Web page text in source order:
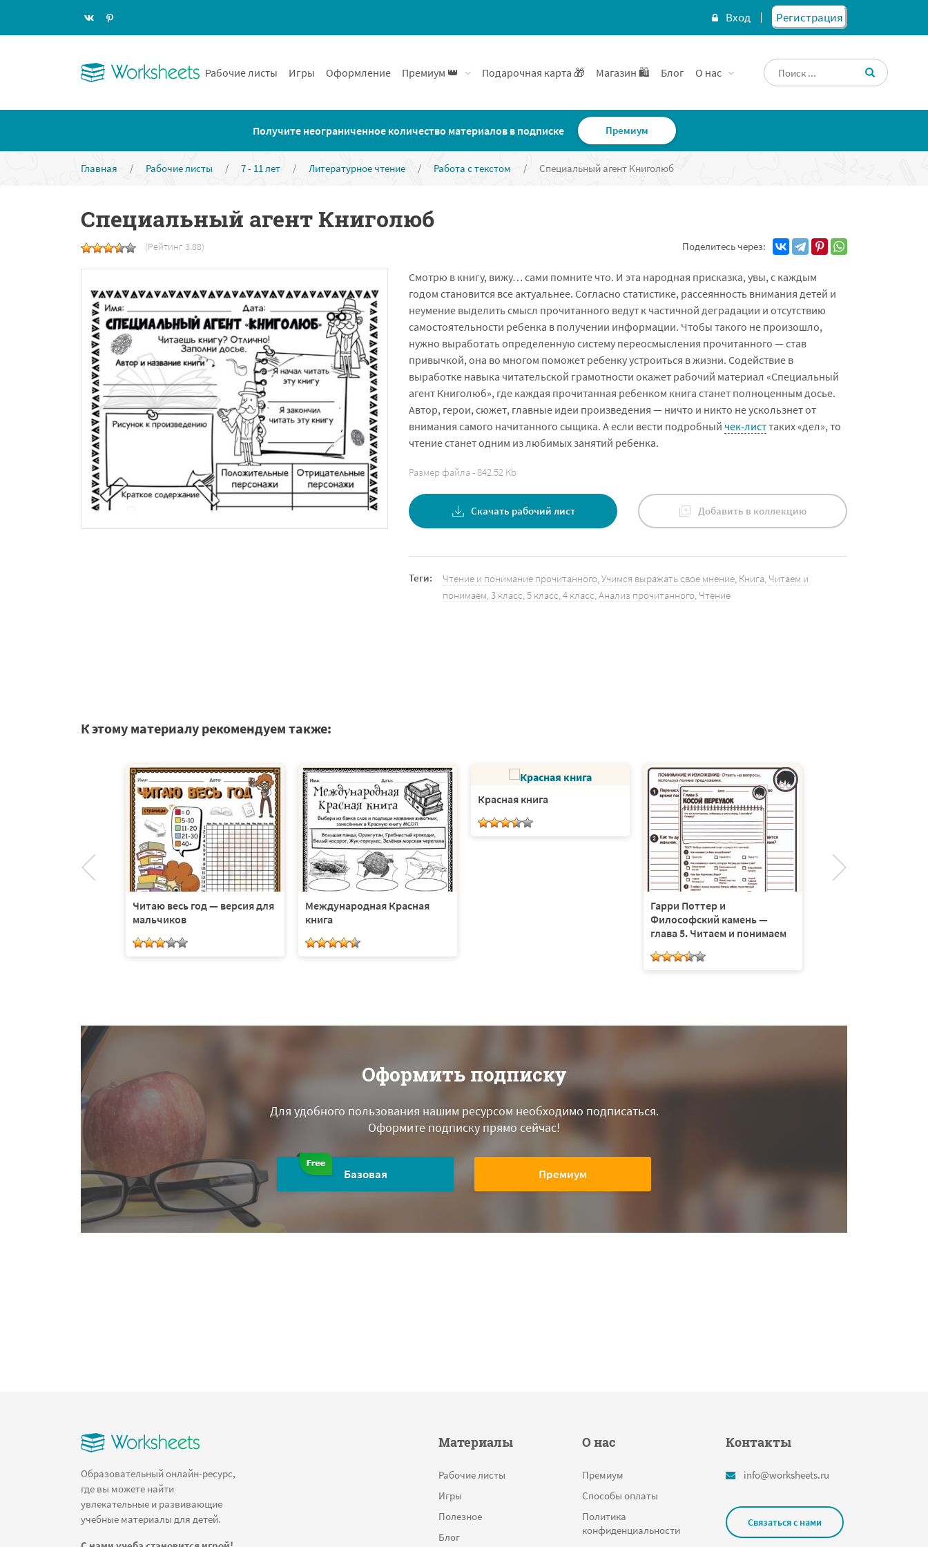
Вход Регистрация
Рабочие листы Игры Оформление Премиум 👑 Подарочная карта 🎁 Магазин 🛍️ Блог О нас
Получите неограниченное количество материалов в подписке Премиум
Главная / Рабочие листы / 7 - 11 лет / Литературное чтение / Работа с текстом / Специальный агент Книголюб
Специальный агент Книголюб
(Рейтинг 3.88) Поделитесь через:
Смотрю в книгу, вижу… сами помните что. И эта народная присказка, увы, с каждым
годом становится все актуальнее. Согласно статистике, рассеянность внимания детей и
неумение выделить смысл прочитанного ведут к частичной деградации и отсутствию
самостоятельности ребенка в получении информации. Чтобы такого не произошло,
нужно выработать определенную систему переосмысления прочитанного — став
привычкой, она во многом поможет ребенку устроиться в жизни. Содействие в
выработке навыка читательской грамотности окажет рабочий материал «Специальный
агент Книголюб», где каждая прочитанная ребенком книга станет полноценным досье.
Автор, герои, сюжет, главные идеи произведения — ничто и никто не ускользнет от
внимания самого начитанного сыщика. А если вести подробный чек-листтаких «дел», то
чтение станет одним из любимых занятий ребенка.
Размер файла - 842.52 Kb
Скачать рабочий лист Добавить в коллекцию
Теги: Чтение и понимание прочитанного,Учимся выражать свое мнение, Книга, Читаем и
понимаем,3 класс,5 класс,4 класс,Анализ прочитанного, Чтение
К этому материалу рекомендуем также:
Читаю весь год — версия для
мальчиков
Международная Красная
книга
Красная книга
Гарри Поттер и
Философский камень —
глава 5. Читаем и понимаем
Оформить подписку
Для удобного пользования нашим ресурсом необходимо подписаться.
Оформите подписку прямо сейчас!
Базовая Премиум
Образовательный онлайн-ресурс,
где вы можете найти
увлекательные и развивающие
учебные материалы для детей.
Материалы
Рабочие листы
Игры
Полезное
Блог
О нас
Премиум
Способы оплаты
Политика
конфиденциальности
Контакты
info@worksheets.ru
Связаться с нами